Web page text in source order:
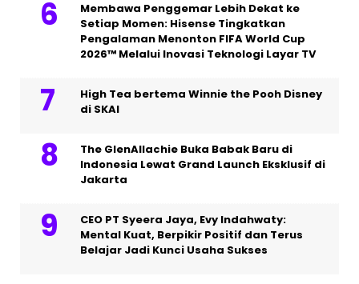
Membawa Penggemar Lebih Dekat ke
Setiap Momen: Hisense Tingkatkan
Pengalaman Menonton FIFA World Cup
2026™ Melalui Inovasi Teknologi Layar TV
High Tea bertema Winnie the Pooh Disney
di SKAI
The GlenAllachie Buka Babak Baru di
Indonesia Lewat Grand Launch Eksklusif di
Jakarta
CEO PT Syeera Jaya, Evy Indahwaty:
Mental Kuat, Berpikir Positif dan Terus
Belajar Jadi Kunci Usaha Sukses